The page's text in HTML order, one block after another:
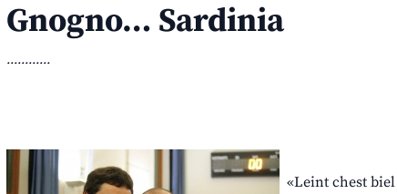
Gnogno… Sardinia
............
«Leint chest